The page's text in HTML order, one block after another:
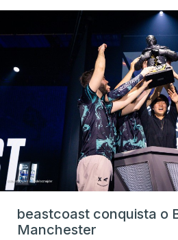
beastcoast conquista o
Manchester